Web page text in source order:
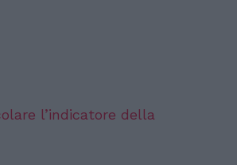
l’indicatore della